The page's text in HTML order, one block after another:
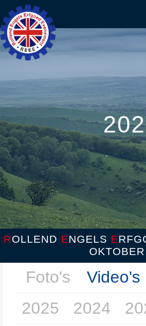
ROLLEND ENGELS E
Foto's Video's
2025
2024